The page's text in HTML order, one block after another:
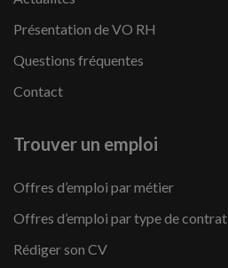
Présentation de VO RH
Questions fréquentes
Contact
Trouver un emploi
Offres d’emploi par métier
Offres d’emploi par type de contrat
Rédiger son CV